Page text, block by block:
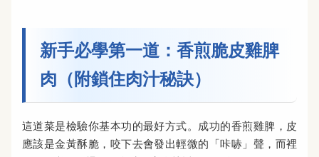
新手必學第一道：香煎脆皮雞脾
肉（附鎖住肉汁秘訣）
這道菜是檢驗你基本功的最好方式。成功的香煎雞脾，皮
應該是金黃酥脆，咬下去會發出輕微的「咔哧」聲，而裡